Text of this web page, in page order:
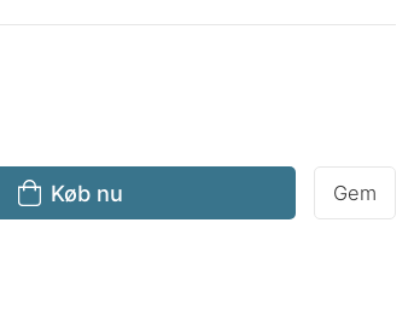
Køb nu Gem